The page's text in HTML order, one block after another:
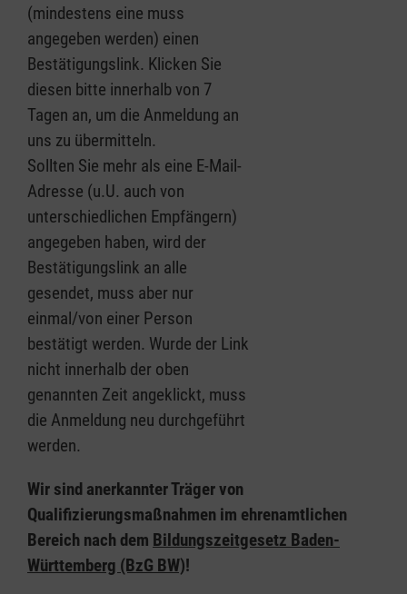
(mindestens eine muss
angegeben werden) einen
Bestätigungslink. Klicken Sie
diesen bitte innerhalb von 7
Tagen an, um die Anmeldung an
uns zu übermitteln.
Sollten Sie mehr als eine E-Mail-
Adresse (u.U. auch von
unterschiedlichen Empfängern)
angegeben haben, wird der
Bestätigungslink an alle
gesendet, muss aber nur
einmal/von einer Person
bestätigt werden. Wurde der Link
nicht innerhalb der oben
genannten Zeit angeklickt, muss
die Anmeldung neu durchgeführt
werden.
Wir sind anerkannter Träger von
Qualifizierungsmaßnahmen im ehrenamtlichen
Bereich nach dem Bildungszeitgesetz Baden-
Württemberg (BzG BW)!